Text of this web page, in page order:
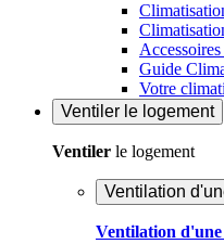
Guide
Votre
Ventiler le logement
Ventiler le logement
Ventilation
Ventilation d'une